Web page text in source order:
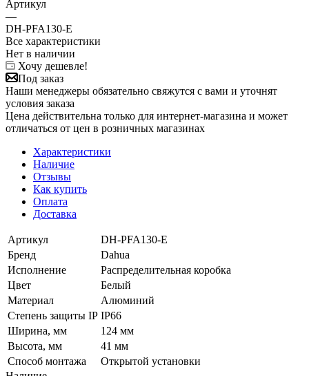
Артикул
—
DH-PFA130-E
Все характеристики
Нет в наличии
Хочу дешевле!
Под заказ
Наши менеджеры обязательно свяжутся с вами и уточнят
условия заказа
Цена действительна только для интернет-магазина и может
отличаться от цен в розничных магазинах
Характеристики
Наличие
Отзывы
Как купить
Оплата
Доставка
Артикул
DH-PFA130-E
Бренд
Dahua
Исполнение
Распределительная коробка
Цвет
Белый
Материал
Алюминий
Степень защиты IP IP66
Ширина, мм
124 мм
Высота, мм
41 мм
Способ монтажа
Открытой установки